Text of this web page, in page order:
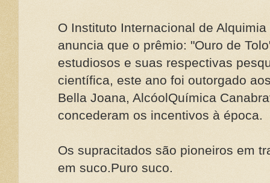
O Instituto Internacional de
anuncia que o prêmio: "Ouro de
estudiosos e suas respectivas
científica, este ano foi outorgado
Bella Joana, AlcóolQuímica
concederam os incentivos à época.
Os supracitados são pioneiros em
em suco.Puro suco.